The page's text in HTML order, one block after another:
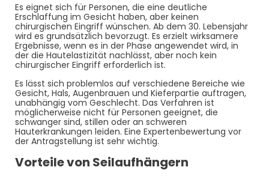
Es eignet sich für Personen, die eine deutliche
Erschlaffung im Gesicht haben, aber keinen
chirurgischen Eingriff wünschen. Ab dem 30. Lebensjahr
wird es grundsätzlich bevorzugt. Es erzielt wirksamere
Ergebnisse, wenn es in der Phase angewendet wird, in
der die Hautelastizität nachlässt, aber noch kein
chirurgischer Eingriff erforderlich ist.
Es lässt sich problemlos auf verschiedene Bereiche wie
Gesicht, Hals, Augenbrauen und Kieferpartie auftragen,
unabhängig vom Geschlecht. Das Verfahren ist
möglicherweise nicht für Personen geeignet, die
schwanger sind, stillen oder an schweren
Hauterkrankungen leiden. Eine Expertenbewertung vor
der Antragstellung ist sehr wichtig.
Vorteile von Seilaufhängern